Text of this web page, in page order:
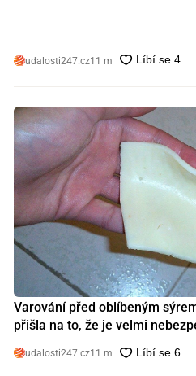
udalosti247.cz11 m
Varování před oblíbeným
přišla na to, že je velmi
udalosti247.cz11 m